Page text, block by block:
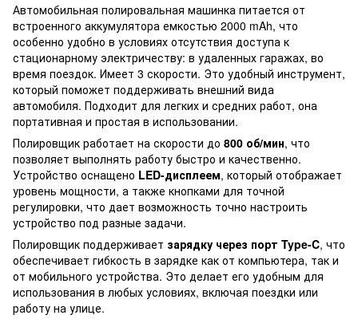
Автомобильная полировальная машинка питается от
встроенного аккумулятора емкостью 2000 mAh, что
особенно удобно в условиях отсутствия доступа к
стационарному электричеству: в удаленных гаражах, во
время поездок. Имеет 3 скорости. Это удобный инструмент,
который поможет поддерживать внешний вида
автомобиля. Подходит для легких и средних работ, она
портативная и простая в использовании.
Полировщик работает на скорости до 800 об/мин, что
позволяет выполнять работу быстро и качественно.
Устройство оснащено LED-дисплеем, который отображает
уровень мощности, а также кнопками для точной
регулировки, что дает возможность точно настроить
устройство под разные задачи.
Полировщик поддерживает зарядку через порт Type-C, что
обеспечивает гибкость в зарядке как от компьютера, так и
от мобильного устройства. Это делает его удобным для
использования в любых условиях, включая поездки или
работу на улице.